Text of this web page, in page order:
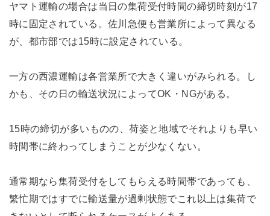
ヤマト運輸の場合は当日の集荷受付時間の締切時刻が17
時に固定されている。佐川急便も営業所によって異なる
が、都市部では15時に設定されている。
一方の西濃運輸は各営業所で大きく違いがみられる。し
かも、その日の輸送状況によってOK・NGがある。
15時の締切が多いものの、荷姿と地域でそれよりも早い
時間帯に終わってしまうことが少なくない。
通常期なら集荷受付をしてもらえる時間帯であっても、
繁忙期ではすでに輸送量が過剰状態でこれ以上は集荷で